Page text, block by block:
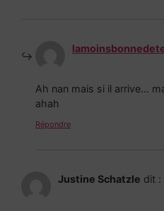
Ah nan mais si il arrive…
ahah
Répondre
Justine Schatzle dit :